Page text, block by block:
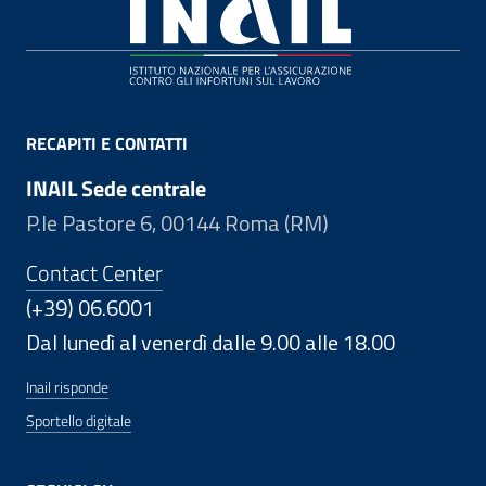
RECAPITI E CONTATTI
INAIL Sede centrale
P.le Pastore 6, 00144 Roma (RM)
Contact Center
(+39) 06.6001
Dal lunedì al venerdì dalle 9.00 alle 18.00
Inail risponde
Sportello digitale